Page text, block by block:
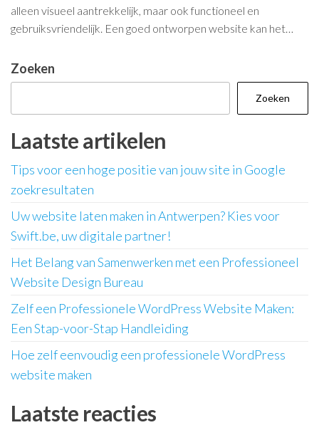
alleen visueel aantrekkelijk, maar ook functioneel en
gebruiksvriendelijk. Een goed ontworpen website kan het…
Zoeken
Zoeken
Laatste artikelen
Tips voor een hoge positie van jouw site in Google
zoekresultaten
Uw website laten maken in Antwerpen? Kies voor
Swift.be, uw digitale partner!
Het Belang van Samenwerken met een Professioneel
Website Design Bureau
Zelf een Professionele WordPress Website Maken:
Een Stap-voor-Stap Handleiding
Hoe zelf eenvoudig een professionele WordPress
website maken
Laatste reacties